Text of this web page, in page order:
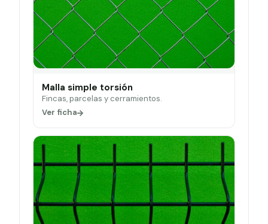
Malla simple torsión
Fincas, parcelas y cerramientos.
Ver ficha